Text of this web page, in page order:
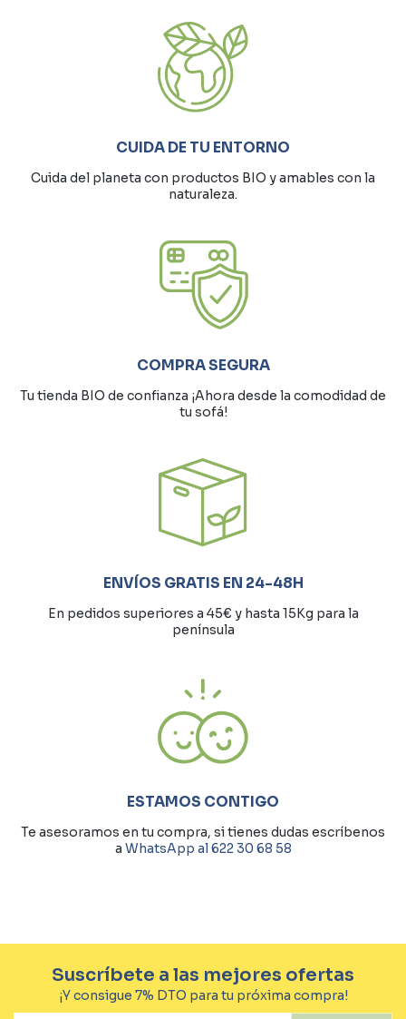
CUIDA DE TU ENTORNO
Cuida del planeta con productos BIO y amables con la
naturaleza.
COMPRA SEGURA
Tu tienda BIO de confianza ¡Ahora desde la comodidad de
tu sofá!
ENVÍOS GRATIS EN 24-48H
En pedidos superiores a 45€ y hasta 15Kg para la
península
ESTAMOS CONTIGO
Te asesoramos en tu compra, si tienes dudas escríbenos
a WhatsApp al 622 30 68 58
Suscríbete a las mejores ofertas
¡Y consigue 7% DTO para tu próxima compra!